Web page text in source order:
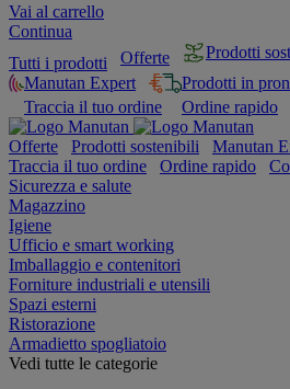
Vai al carrello
Continua
Tutti i prodotti
Offerte
Prodotti
Manutan Expert
Prodotti in
Traccia il tuo ordine
Ordine rapido
Offerte Prodotti sostenibili
Manutan
Traccia il tuo ordine
Ordine rapido
Sicurezza e salute
Magazzino
Igiene
Ufficio e smart working
Imballaggio e contenitori
Forniture industriali e utensili
Spazi esterni
Ristorazione
Armadietto spogliatoio
Vedi tutte le categorie